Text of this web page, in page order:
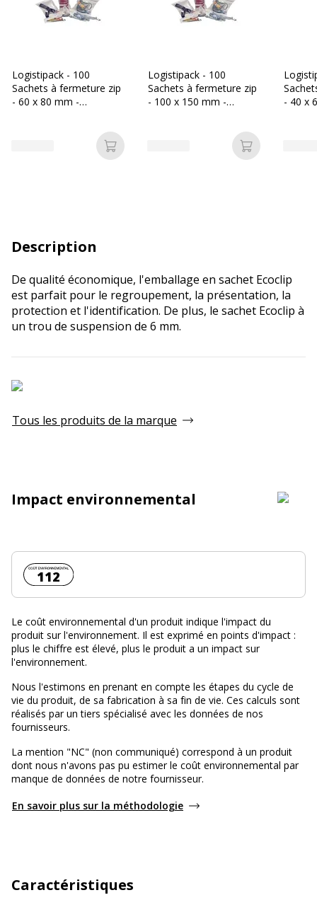
Logistipack - 100
Sachets à fermeture zip
- 60 x 80 mm -
Ajouter au panier
Logistipack - 100
Sachets à fermeture zip
- 100 x 150 mm -
Ajouter au
- 40 x
Description
De qualité économique, l'emballage en sachet Ecoclip
est parfait pour le regroupement, la présentation, la
protection et l'identification. De plus, le sachet Ecoclip à
un trou de suspension de 6 mm.
Tous les produits de la marque
Impact environnemental
Coût environnemental :
112
Le coût environnemental d'un produit indique l'impact du
produit sur l'environnement. Il est exprimé en points d'impact :
plus le chiffre est élevé, plus le produit a un impact sur
l'environnement.
Nous l'estimons en prenant en compte les étapes du cycle de
vie du produit, de sa fabrication à sa fin de vie. Ces calculs sont
réalisés par un tiers spécialisé avec les données de nos
fournisseurs.
La mention "NC" (non communiqué) correspond à un produit
dont nous n'avons pas pu estimer le coût environnemental par
manque de données de notre fournisseur.
En savoir plus sur la méthodologie
Caractéristiques